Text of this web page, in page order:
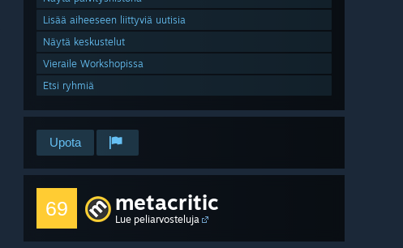
Lisää aiheeseen liittyviä uutisia
Näytä keskustelut
Vieraile Workshopissa
Etsi ryhmiä
Upota
69 metacritic
Lue peliarvosteluja